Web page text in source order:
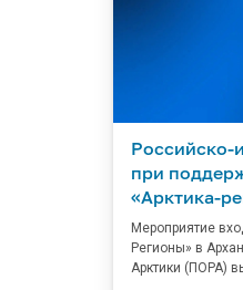
Российско-
при
«Арктика-
Мероприятие
Регионы» в
Арктики (ПОРА)